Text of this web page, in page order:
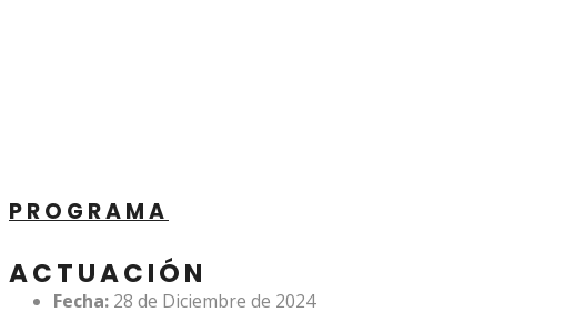
PROGRAMA
ACTUACIÓN
Fecha: 28 de Diciembre de 2024